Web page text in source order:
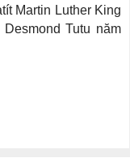
Martin Luther King
Tutu năm